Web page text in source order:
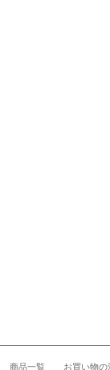
商品一覧 お買い物の